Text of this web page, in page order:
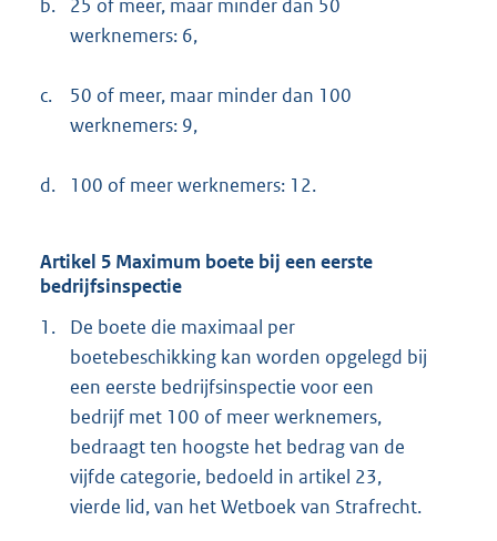
b.
25 of meer, maar minder dan 50
werknemers: 6,
c.
50 of meer, maar minder dan 100
werknemers: 9,
d. 100 of meer werknemers: 12.
Artikel 5 Maximum boete bij een eerste
bedrijfsinspectie
1.
De boete die maximaal per
boetebeschikking kan worden opgelegd bij
een eerste bedrijfsinspectie voor een
bedrijf met 100 of meer werknemers,
bedraagt ten hoogste het bedrag van de
vijfde categorie, bedoeld in artikel 23,
vierde lid, van het Wetboek van Strafrecht.